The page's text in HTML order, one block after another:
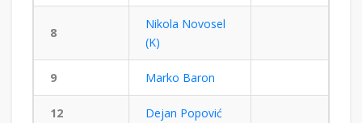
8
Nikola Novosel
(K)
9 Marko Baron
12 Dejan Popović